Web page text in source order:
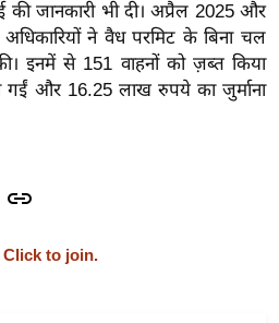
की जानकारी भी दी। अप्रैल 2025 और
ने वैध परमिट के बिना चल
इनमें से 151 वाहनों को ज़ब्त किया
और 16.25 लाख रुपये का जुर्माना
Click to join.